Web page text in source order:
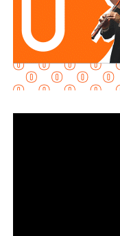
“Yo creo que el
firmar. Al
nombre y apellido”,
La senadora